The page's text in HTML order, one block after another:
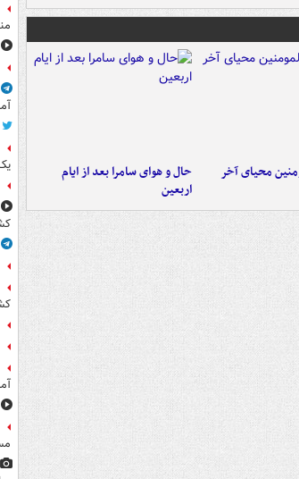
محیای آخر
حال و هوای سامرا بعد از ایام
اربعین